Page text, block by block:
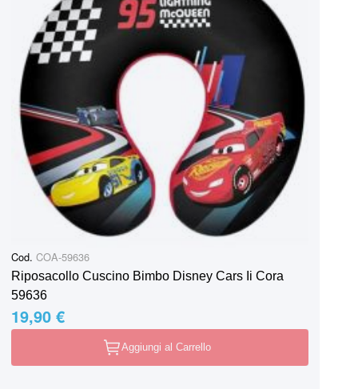
Cod. COA-59636
Riposacollo Cuscino Bimbo Disney Cars Ii Cora
59636
19,90 €
Aggiungi al Carrello